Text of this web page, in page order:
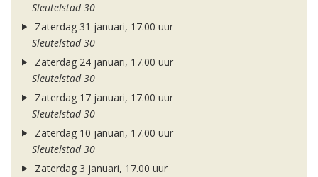
Sleutelstad 30
Zaterdag 31 januari, 17.00 uur
Sleutelstad 30
Zaterdag 24 januari, 17.00 uur
Sleutelstad 30
Zaterdag 17 januari, 17.00 uur
Sleutelstad 30
Zaterdag 10 januari, 17.00 uur
Sleutelstad 30
Zaterdag 3 januari, 17.00 uur